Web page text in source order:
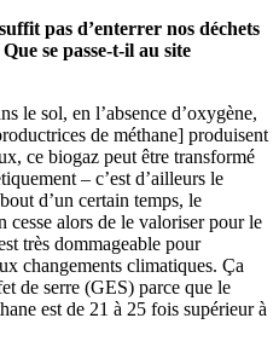
pas d’enterrer nos déchets
se passe-t-il au site
le sol, en l’absence d’oxygène,
de méthane] produisent
ce biogaz peut être transformé
– c’est d’ailleurs le
d’un certain temps, le
cesse alors de le valoriser pour le
très dommageable pour
changements climatiques. Ça
de serre (GES) parce que le
est de 21 à 25 fois supérieur à